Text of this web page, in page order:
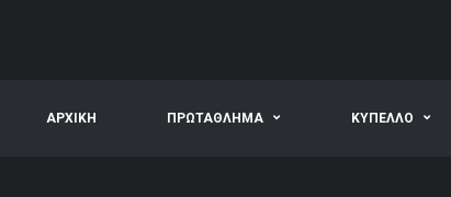
ΑΡΧΙΚΗ ΠΡΩΤΑΘΛΗΜΑ ΚΥΠΕΛΛΟ